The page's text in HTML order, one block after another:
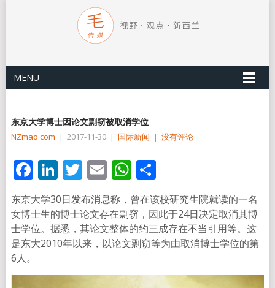
MENU
东京大学博士因论文剽窃被取消学位
NZmao com | 2017-11-30 | 国际新闻 | 没有评论
Facebook
LinkedIn
Twitter
EmailWhatsApp
分
享
东京大学30日发布消息称，曾在该校研究生院就读的一名
女博士生的博士论文存在剽窃，因此于24日决定取消其博
士学位。据悉，其论文整体的约三成存在不当引用等。这
是东大2010年以来，以论文剽窃等为由取消博士学位的第
6人。